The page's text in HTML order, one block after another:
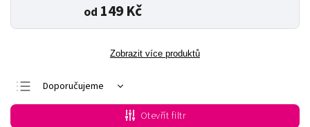
od 149 Kč
Zobrazit více produktů
Doporučujeme
Nejlevnější
Otevřít filtr